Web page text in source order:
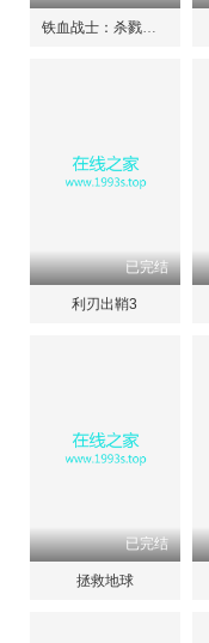
铁血战士：杀戮之地
已完结
利刃出鞘3
已完结
拯救地球